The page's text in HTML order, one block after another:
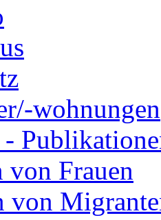
wohnungen
Frauen
von